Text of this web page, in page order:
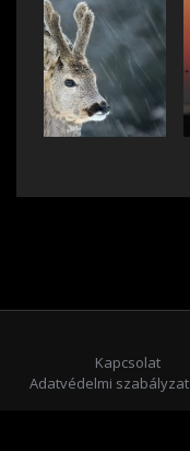
Kapcsolat
Adatvédelmi szabályzat